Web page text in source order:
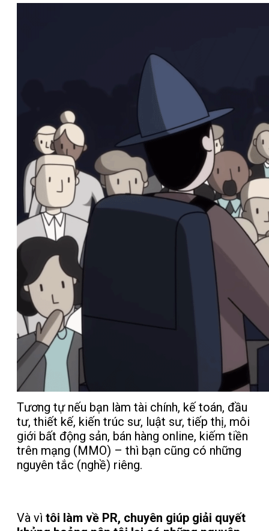
Tương tự nếu bạn làm tài chính, kế toán, đầu
tư, thiết kế, kiến trúc sư, luật sư, tiếp thị, môi
giới bất động sản, bán hàng online, kiếm tiền
trên mạng (MMO) – thì bạn cũng có những
nguyên tắc (nghề) riêng.
Và vì tôi làm về PR, chuyên giúp giải quyết